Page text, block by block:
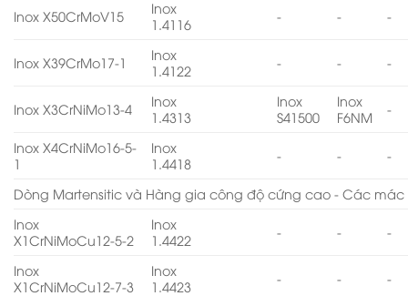
Inox X50CrMoV15
Inox
1.4116
- - -
Inox X39CrMo17-1
Inox
1.4122
- - -
Inox X3CrNiMo13-4
Inox
1.4313
Inox
S41500
Inox
F6NM
-
Inox X4CrNiMo16-5-
1
Inox
1.4418
- - -
Dòng Martensitic và Hàng gia công độ cứng cao - Các
Inox
X1CrNiMoCu12-5-2
Inox
1.4422
- - -
Inox
X1CrNiMoCu12-7-3
Inox
1.4423
- - -